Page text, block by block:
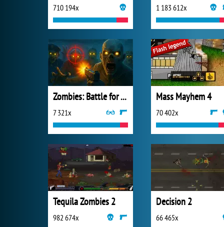
710 194x 1 183 612x
Zombies: Battle for Survival
7 321x
Mass Mayhem 4
70 402x
Tequila Zombies 2
982 674x
Decision 2
66 465x